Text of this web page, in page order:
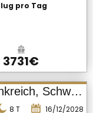
pro Tag
3731€
Niederlande, Deutschland, Frankreich, Schweiz
8 T
16/12/2028